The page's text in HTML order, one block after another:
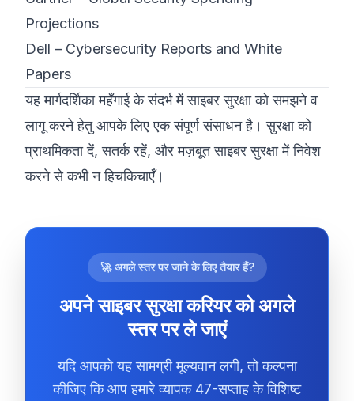
Projections
Dell – Cybersecurity Reports and White
Papers
यह मार्गदर्शिका महँगाई के संदर्भ में साइबर सुरक्षा को समझने व
लागू करने हेतु आपके लिए एक संपूर्ण संसाधन है। सुरक्षा को
प्राथमिकता दें, सतर्क रहें, और मज़बूत साइबर सुरक्षा में निवेश
करने से कभी न हिचकिचाएँ।
🚀 अगले स्तर पर जाने के लिए तैयार हैं?
अपने साइबर सुरक्षा करियर को अगले
स्तर पर ले जाएं
यदि आपको यह सामग्री मूल्यवान लगी, तो कल्पना
कीजिए कि आप हमारे व्यापक 47-सप्ताह के विशिष्ट